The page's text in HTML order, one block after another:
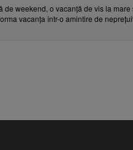
weekend, o vacanță de vis la
vacanța într-o amintire de